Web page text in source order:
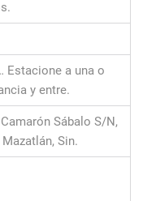
Estacione a una o
y entre.
Sábalo S/N,
Sin.